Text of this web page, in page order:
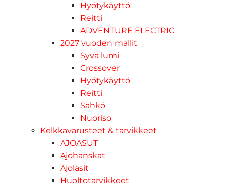
Hyötykäyttö
Reitti
ADVENTURE ELECTRIC
2027 vuoden mallit
Syvä lumi
Crossover
Hyötykäyttö
Reitti
Sähkö
Nuoriso
Kelkkavarusteet & tarvikkeet
AJOASUT
Ajohanskat
Ajolasit
Huoltotarvikkeet